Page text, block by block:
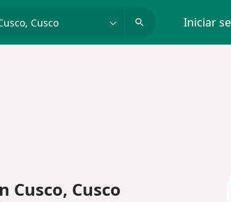
Iniciar
Cusco, Cusco